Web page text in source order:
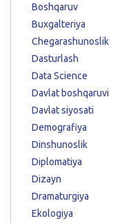
Boshqaruv
Buxgalteriya
Chegarashunoslik
Dasturlash
Data Science
Davlat boshqaruvi
Davlat siyosati
Demografiya
Dinshunoslik
Diplomatiya
Dizayn
Dramaturgiya
Ekologiya